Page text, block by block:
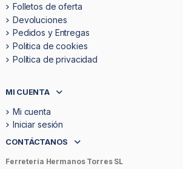
Folletos de oferta
Devoluciones
Pedidos y Entregas
Politica de cookies
Política de privacidad
MI CUENTA
Mi cuenta
Iniciar sesión
CONTÁCTANOS
Ferretería Hermanos Torres SL